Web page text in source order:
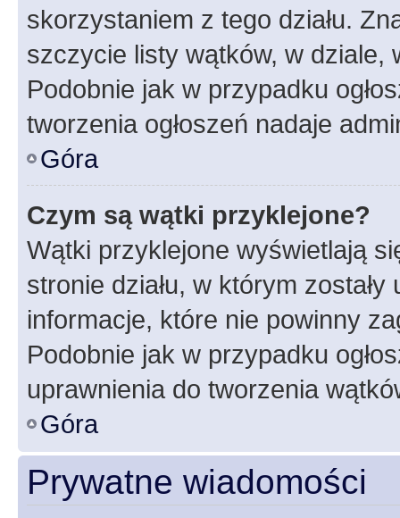
skorzystaniem z tego działu.
szczycie listy wątków, w dziale,
Podobnie jak w przypadku
tworzenia ogłoszeń nadaje
Góra
Czym są wątki przyklejone?
Wątki przyklejone wyświetlają
stronie działu, w którym
informacje, które nie powinny
Podobnie jak w przypadku
uprawnienia do tworzenia
Góra
Prywatne wiadomości